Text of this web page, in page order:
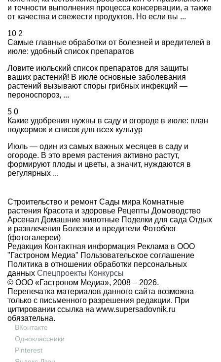
и точности выполнения процесса консервации, а также
от качества и свежести продуктов. Но если вы ...
10 2
Самые главные обработки от болезней и вредителей в
июле: удобный список препаратов
Ловите июльский список препаратов для защиты
ваших растений! В июле основные заболевания
растений вызывают споры грибных инфекций —
пероноспороз, ...
5 0
Какие удобрения нужны в саду и огороде в июле: план
подкормок и список для всех культур
Июль — один из самых важных месяцев в саду и
огороде. В это время растения активно растут,
формируют плоды и цветы, а значит, нуждаются в
регулярных ...
Строительство и ремонт Сады мира Комнатные
растения Красота и здоровье Рецепты Домоводство
Арсенал Домашние животные Поделки для сада Отдых
и развлечения Болезни и вредители Фотоблог
(фотогалереи)
Редакция Контактная информация Реклама в ООО
"Гастроном Медиа" Пользовательское соглашение
Политика в отношении обработки персональных
данных Спецпроекты Конкурсы
© ООО «Гастроном Медиа», 2008 – 2026.
Перепечатка материалов данного сайта возможна
только с письменного разрешения редакции. При
цитировании ссылка на www.supersadovnik.ru
обязательна.
ВКонтакте
Одноклассники
Pinterest